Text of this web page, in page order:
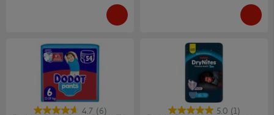
4.7 (6) 5.0 (1)